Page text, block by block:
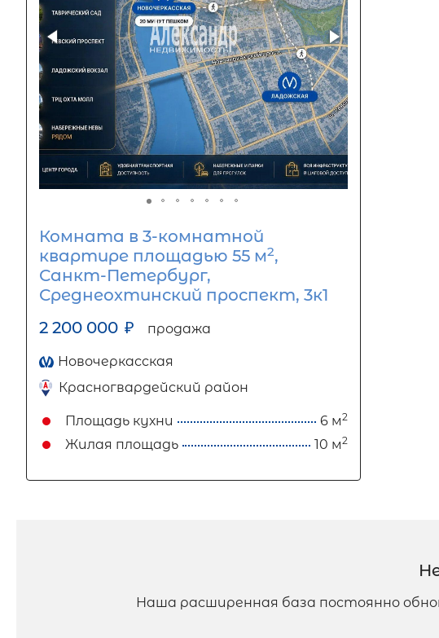
Комната в 3-комнатной
квартире площадью 55 м2,
Санкт-Петербург,
Среднеохтинский проспект, 3к1
2 200 000 ₽ продажа
Новочеркасская
Красногвардейский район
Площадь кухни 6 м2
Жилая площадь 10 м2
Наша расширенная база постоянно